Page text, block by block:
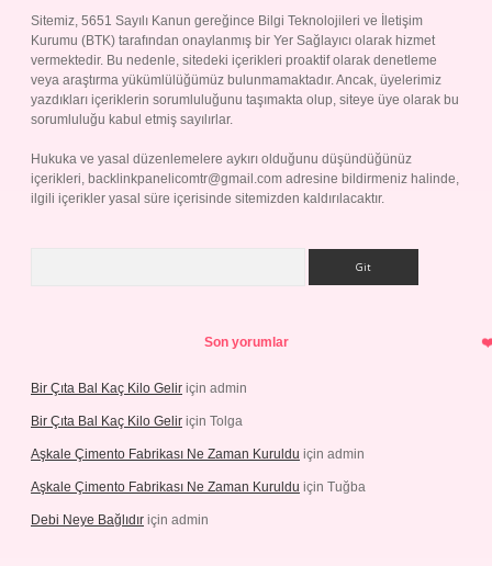
Sitemiz, 5651 Sayılı Kanun gereğince Bilgi Teknolojileri ve İletişim
Kurumu (BTK) tarafından onaylanmış bir Yer Sağlayıcı olarak hizmet
vermektedir. Bu nedenle, sitedeki içerikleri proaktif olarak denetleme
veya araştırma yükümlülüğümüz bulunmamaktadır. Ancak, üyelerimiz
yazdıkları içeriklerin sorumluluğunu taşımakta olup, siteye üye olarak bu
sorumluluğu kabul etmiş sayılırlar.
Hukuka ve yasal düzenlemelere aykırı olduğunu düşündüğünüz
içerikleri, backlinkpanelicomtr@gmail.com adresine bildirmeniz halinde,
ilgili içerikler yasal süre içerisinde sitemizden kaldırılacaktır.
Son yorumlar
Bir Çıta Bal Kaç Kilo Gelir için admin
Bir Çıta Bal Kaç Kilo Gelir için Tolga
Aşkale Çimento Fabrikası Ne Zaman Kuruldu için admin
Aşkale Çimento Fabrikası Ne Zaman Kuruldu için Tuğba
Debi Neye Bağlıdır için admin